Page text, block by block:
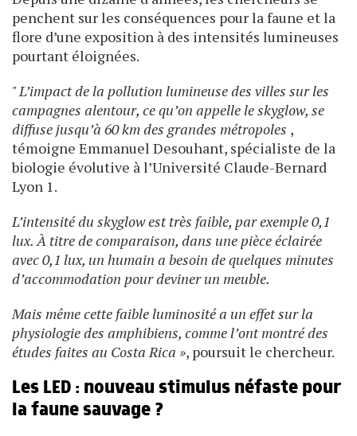
penchent sur les conséquences pour la faune et la
flore d’une exposition à des intensités lumineuses
pourtant éloignées.
" L’impact de la pollution lumineuse des villes sur les
campagnes alentour, ce qu’on appelle le skyglow, se
diffuse jusqu’à 60 km des grandes métropoles ,
témoigne Emmanuel Desouhant, spécialiste de la
biologie évolutive à l’Université Claude-­Bernard
Lyon 1.
L’intensité du skyglow est très faible, par exemple 0,1
lux. À titre de comparaison, dans une pièce éclairée
avec 0,1 lux, un humain a besoin de quelques minutes
d’accommodation pour deviner un meuble.
Mais même cette faible luminosité a un effet sur la
physiologie des amphibiens, comme l’ont montré des
études faites au Costa Rica », poursuit le chercheur.
Les LED : nouveau stimulus néfaste pour
la faune sauvage ?